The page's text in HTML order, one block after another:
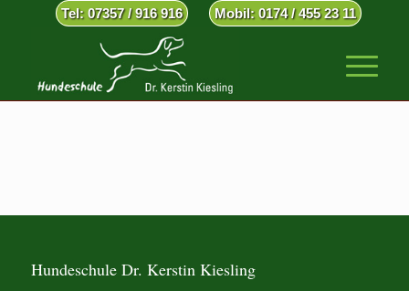
Tel: 07357 / 916 916 Mobil: 0174 / 455 23 11
Hundeschule Dr. Kerstin Kiesling